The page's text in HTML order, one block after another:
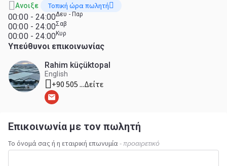
Ανοιξε Τοπική ώρα πωλητή
00:00 - 24:00Δευ - Παρ
00:00 - 24:00Σαβ
00:00 - 24:00Κυρ
Υπεύθυνοι επικοινωνίας
Rahim küçüktopal
English
+90 505 ...Δείτε
Επικοινωνία με τον πωλητή
Το όνομά σας ή η εταιρική επωνυμία - προαιρετικό